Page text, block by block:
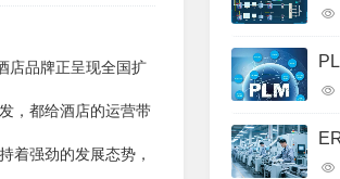
店品牌正呈现全国扩
，都给酒店的运营带
着强劲的发展态势，